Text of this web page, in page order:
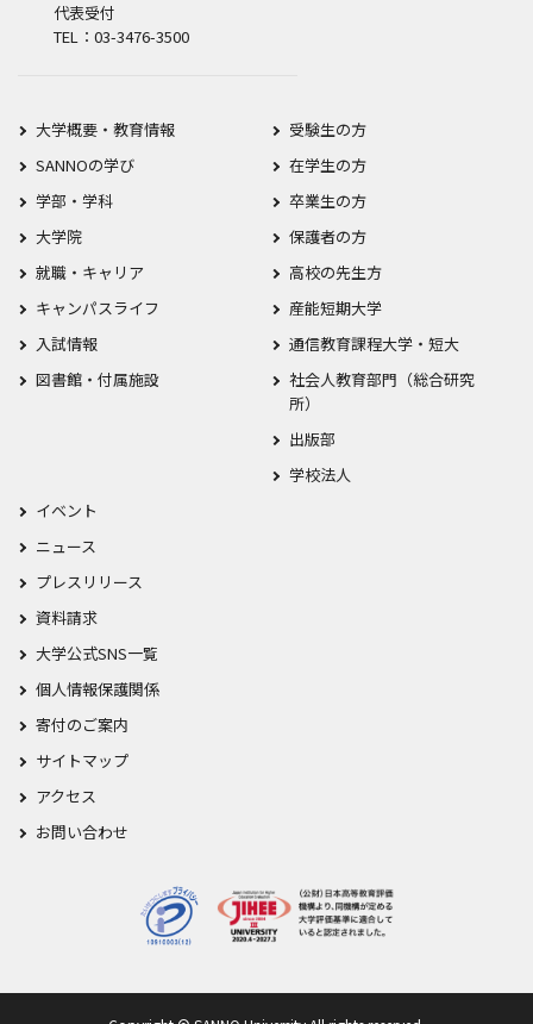
代表受付
TEL：03-3476-3500
大学概要・教育情報
SANNOの学び
学部・学科
大学院
就職・キャリア
キャンパスライフ
入試情報
図書館・付属施設
受験生の方
在学生の方
卒業生の方
保護者の方
高校の先生方
産能短期大学
通信教育課程大学・短大
社会人教育部門（総合研究
所）
出版部
学校法人
イベント
ニュース
プレスリリース
資料請求
大学公式SNS一覧
個人情報保護関係
寄付のご案内
サイトマップ
アクセス
お問い合わせ